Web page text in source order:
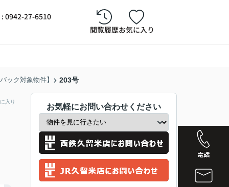
0942-27-6510
閲覧履歴お気に入り
ック対象物件】 203号
入り
お気軽にお問い合わせください